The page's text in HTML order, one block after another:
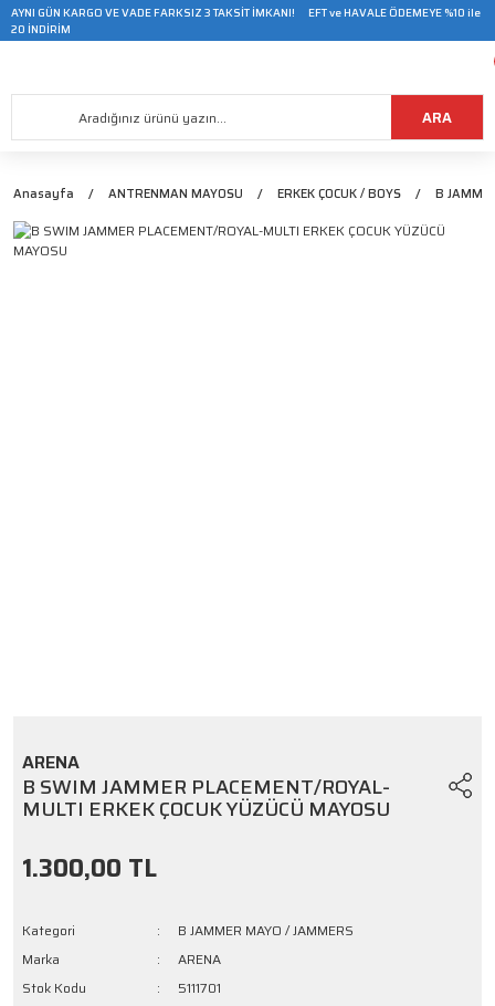
AYNI GÜN KARGO VE VADE FARKSIZ 3 TAKSİT İMKANI! EFT ve HAVALE ÖDEMEYE %10 ile
20 İNDİRİM
ARA
Anasayfa ANTRENMAN MAYOSU ERKEK ÇOCUK / BOYS B
ARENA
B SWIM JAMMER PLACEMENT/ROYAL-
MULTI ERKEK ÇOCUK YÜZÜCÜ MAYOSU
1.300,00 TL
Kategori
B JAMMER MAYO / JAMMERS
Marka
ARENA
Stok Kodu
5111701